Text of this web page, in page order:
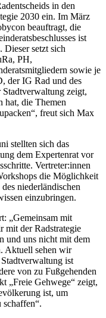
in den
2030 ein. Im März
beauftragt, die
ist
Dieser setzt sich
PH,
sowie je
der IG Rad und des
Stadtverwaltung zeigt,
hat, die Themen
freut sich Max
stellten sich das
dem Expertenrat vor
Vertreter:innen
die Möglichkeit
niederländischen
einzubringen.
„Gemeinsam mit
der Radstrategie
und uns nicht mit dem
Aktuell sehen wir
ist
von zu Fußgehenden
„Freie Gehwege“ zeigt,
ist, um
schaffen“.